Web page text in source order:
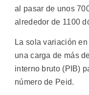
al pasar de unos
alrededor de 1100
La sola variación
una carga de más
interno bruto (PIB)
número de Peid.